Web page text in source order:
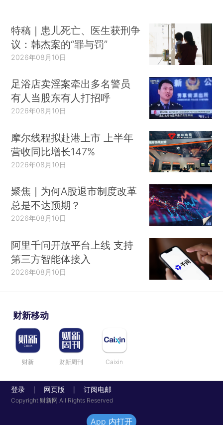
特稿｜患儿死亡、医生获刑争
议：韩杰案的“罪与罚”
2026年08月10日
足浴店卖淫案牵出多名警员
有人当股东有人打招呼
2026年08月10日
摩尔线程拟赴港上市 上半年
营收同比增长147%
2026年08月10日
聚焦｜为何A股退市制度改革
总是不达预期？
2026年08月10日
阿里千问开放平台上线 支持
第三方智能体接入
2026年08月10日
财新移动
财新 财新周刊 Caixin
登录 网页版 订阅电邮
Copyright 财新网 All Rights Reserved
App 内打开